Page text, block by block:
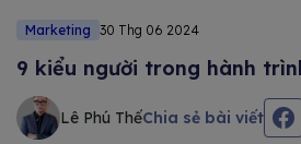
Marketing 30 Thg 06 2024
9 kiểu người trong hành
Lê Phú ThếChia sẻ bài viết